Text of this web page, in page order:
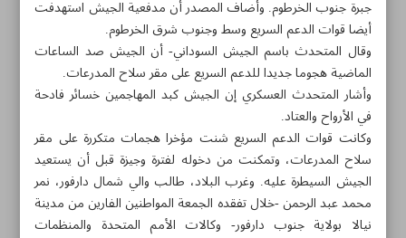
جبرة جنوب الخرطوم. وأضاف المصدر أن مدفعية الجيش استهدفت
أيضا قوات الدعم السريع وسط وجنوب شرق الخرطوم.
وقال المتحدث باسم الجيش السوداني- أن الجيش صد الساعات
الماضية هجوما جديدا للدعم السريع على مقر سلاح المدرعات.
وأشار المتحدث العسكري إن الجيش كبد المهاجمين خسائر فادحة
في الأرواح والعتاد.
وكانت قوات الدعم السريع شنت مؤخرا هجمات متكررة على مقر
سلاح المدرعات، وتمكنت من دخوله لفترة وجيزة قبل أن يستعيد
الجيش السيطرة عليه. وغرب البلاد، طالب والي شمال دارفور، نمر
محمد عبد الرحمن -خلال تفقده الجمعة المواطنين الفارين من مدينة
نيالا بولاية جنوب دارفور- وكالات الأمم المتحدة والمنظمات